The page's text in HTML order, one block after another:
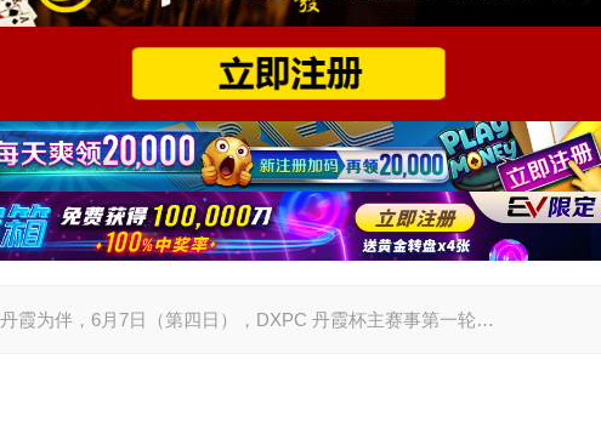
霞为伴，6月7日（第四日），DXPC 丹霞杯主赛事第一轮…